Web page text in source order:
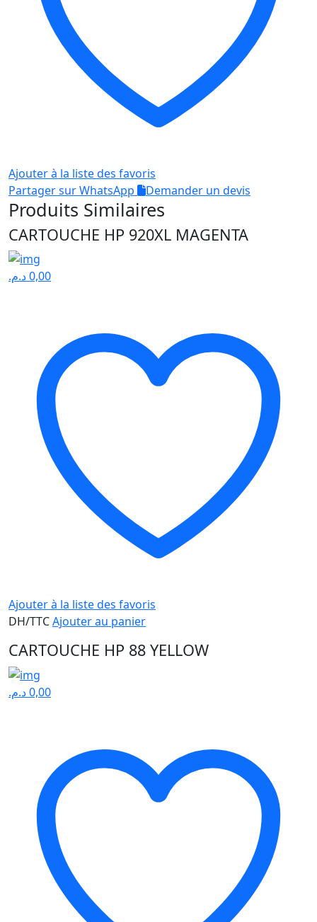
Ajouter à la liste des favoris
Partager sur WhatsApp
Demander un devis
Produits Similaires
CARTOUCHE HP 920XL MAGENTA
0,00د.م.
Ajouter à la liste des favoris
DH/TTCAjouter au panier
CARTOUCHE HP 88 YELLOW
0,00د.م.